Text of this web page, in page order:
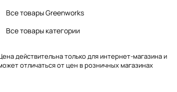
Все товары Greenworks
Все товары категории
действительна только для интернет-магазина и
отличаться от цен в розничных магазинах